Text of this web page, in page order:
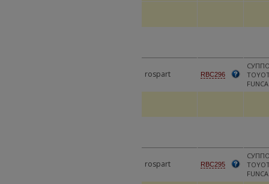
rospart RBC296
rospart RBC295